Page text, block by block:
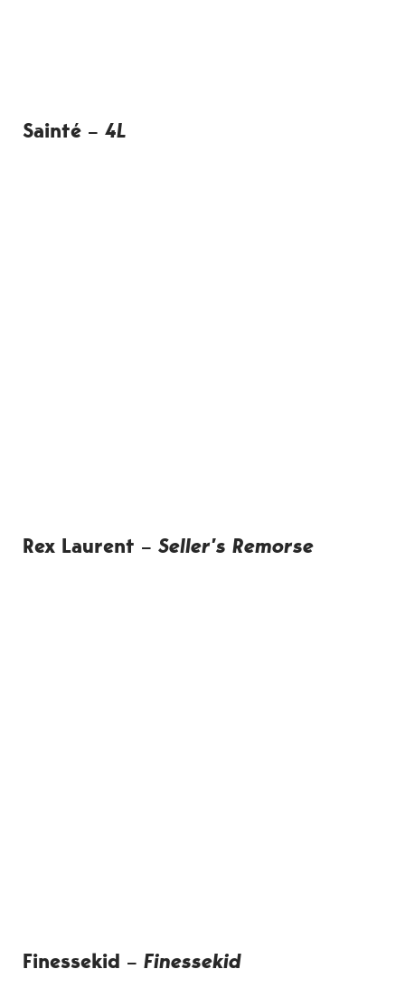
Sainté – 4L
Rex Laurent – Seller’s Remorse
Finessekid – Finessekid